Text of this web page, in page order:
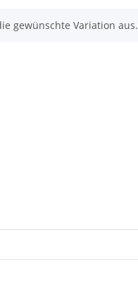
gewünschte Variation aus.